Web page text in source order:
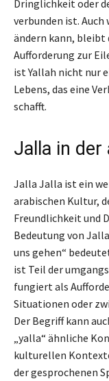
Dringlichkeit oder
verbunden ist.
ändern kann, bleibt
Aufforderung zur
ist Yallah nicht nur
Lebens, das eine
schafft.
Jalla in der
Jalla Jalla ist ein
arabischen Kultur,
Freundlichkeit und
Bedeutung von
uns gehen“
ist Teil der
fungiert als
Situationen oder
Der Begriff kann
„yalla“ ähnliche
kulturellen
der gesprochenen